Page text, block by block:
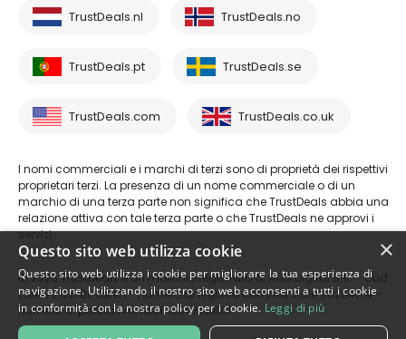
TrustDeals.nl TrustDeals.no
TrustDeals.pt TrustDeals.se
TrustDeals.com TrustDeals.co.uk
I nomi commerciali e i marchi di terzi sono di proprietà dei rispettivi
proprietari terzi. La presenza di un nome commerciale o di un
marchio di una terza parte non significa che TrustDeals abbia una
relazione attiva con tale terza parte o che TrustDeals ne approvi i
servizi.
© 2026 TrustDeals è un marchio registrato di AMS Digital B.V. - Oud
Laren 1, 1251BL, Laren - numero di registro commerciale 80264174 -
numero di partita IVA: NL861609360B01
×
Questo sito web utilizza cookie
Questo sito web utilizza i cookie per migliorare la tua esperienza di
navigazione. Utilizzando il nostro sito web acconsenti a tutti i cookie
in conformità con la nostra policy per i cookie. Leggi di più